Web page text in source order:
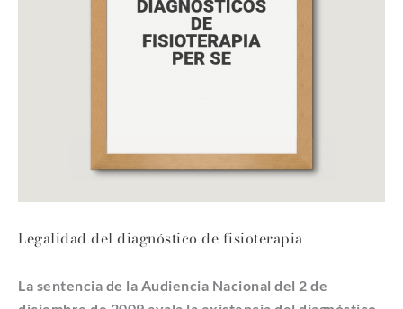
Legalidad del diagnóstico de fisioterapia
La sentencia de la Audiencia Nacional del 2 de